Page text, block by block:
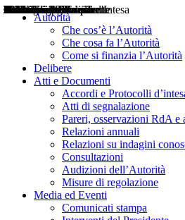
Autorità
Che cos’è l’Autorità
Che cosa fa l’Autorità
Come si finanzia l’Autorità
Delibere
Atti e Documenti
Accordi e Protocolli
Atti di segnalazione
Pareri, osservazioni RdA e
Relazioni annuali
Relazioni su indagini
Consultazioni
Audizioni dell’Autorità
Misure di regolazione
Media ed Eventi
Comunicati stampa
Delibere
Pareri
Consultazioni
Audizioni
Atti di Segnalazione
Accordi e Protocolli d'Intesa
Relazioni annuali
Misure di regolazione
Notizie
Comunicati Stampa
Bollettini ART
Convegni ART
Interviste del Presidente
Articoli in primo piano
Interventi del Presidente
2004
2005
2010
2013
2014
2015
2016
2017
2018
2019
202
2020
2021
2022
2023
2024
2025
2026
Aereo
Marittimo
Terrestre